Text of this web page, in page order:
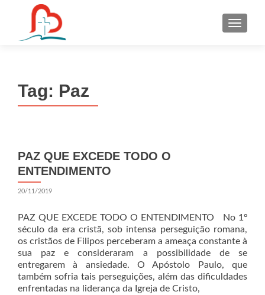
Tag: Paz
PAZ QUE EXCEDE TODO O
ENTENDIMENTO
20/11/2019
PAZ QUE EXCEDE TODO O ENTENDIMENTO No 1º
século da era cristã, sob intensa perseguição romana,
os cristãos de Filipos perceberam a ameaça constante à
sua paz e consideraram a possibilidade de se
entregarem à ansiedade. O Apóstolo Paulo, que
também sofria tais perseguições, além das dificuldades
enfrentadas na liderança da Igreja de Cristo,